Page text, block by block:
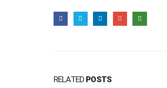
RELATED POSTS